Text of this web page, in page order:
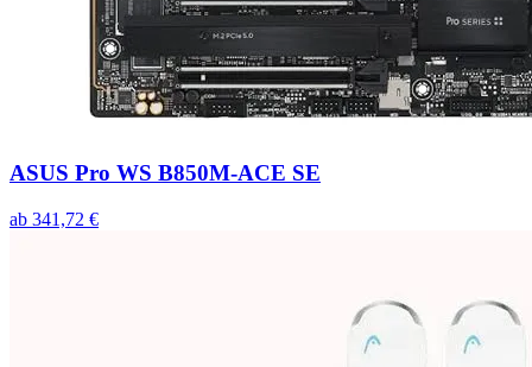
ASUS Pro WS B850M-ACE SE
ab 341,72 €